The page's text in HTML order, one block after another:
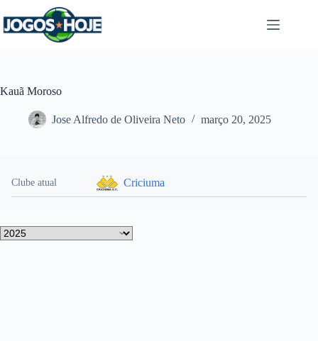
para
o
Kauã Moroso
Jose Alfredo de Oliveira Neto março 20, 2025
Clube atual Criciuma